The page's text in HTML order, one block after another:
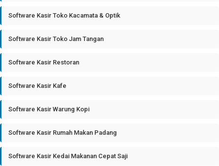
Software Kasir Toko Kacamata & Optik
Software Kasir Toko Jam Tangan
Software Kasir Restoran
Software Kasir Kafe
Software Kasir Warung Kopi
Software Kasir Rumah Makan Padang
Software Kasir Kedai Makanan Cepat Saji